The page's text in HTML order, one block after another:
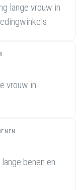
lange vrouw in
vrouw in
benen en